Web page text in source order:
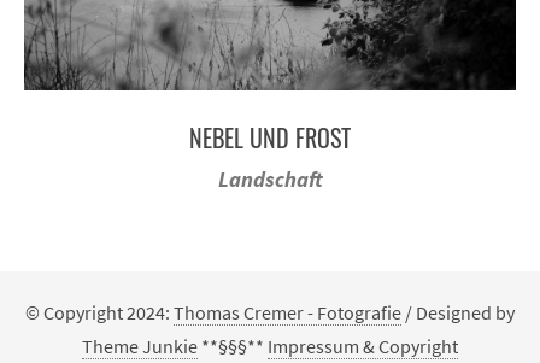
NEBEL UND FROST
Landschaft
© Copyright 2024: Thomas Cremer - Fotografie / Designed by
Theme Junkie **§§§** Impressum & Copyright